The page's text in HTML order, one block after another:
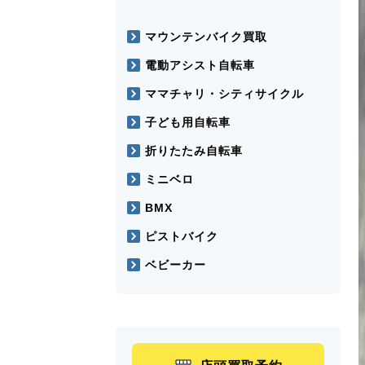
マウンテンバイク買取
電動アシスト自転車
ママチャリ・シティサイクル
子ども用自転車
折りたたみ自転車
ミニベロ
BMX
ピストバイク
ベビーカー